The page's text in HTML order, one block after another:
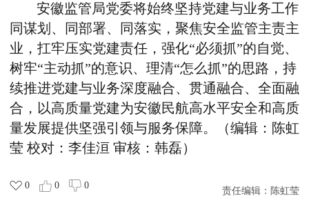
安徽监管局党委将始终坚持党建与业务工作
同谋划、同部署、同落实，聚焦安全监管主责主
业，扛牢压实党建责任，强化“必须抓”的自觉、
树牢“主动抓”的意识、理清“怎么抓”的思路，持
续推进党建与业务深度融合、贯通融合、全面融
合，以高质量党建为安徽民航高水平安全和高质
量发展提供坚强引领与服务保障。（编辑：陈虹
莹 校对：李佳洹 审核：韩磊）
0 0 0
责任编辑： 陈虹莹